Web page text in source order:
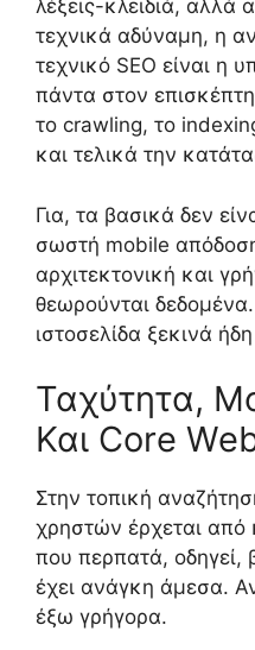
λέξεις-κλειδιά, αλλά
τεχνικά αδύναμη, η
τεχνικό SEO είναι η
πάντα στον
το crawling, το
και τελικά την
Για, τα βασικά δεν
σωστή mobile
αρχιτεκτονική και
θεωρούνται
ιστοσελίδα ξεκινά
Ταχύτητα,
Και Core
Στην τοπική
χρηστών έρχεται από
που περπατά, οδηγεί,
έχει ανάγκη άμεσα.
έξω γρήγορα.